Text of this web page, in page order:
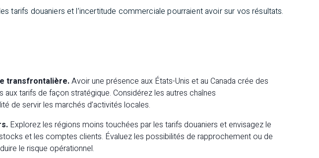
tarifs douaniers et l’incertitude commerciale pourraient avoir sur vos résultats.
transfrontalière.Avoir une présence aux États-Unis et au Canada crée des
tarifs de façon stratégique. Considérez les autres chaînes
de servir les marchés d’activités locales.
Explorez les régions moins touchées par les tarifs douaniers et envisagez le
et les comptes clients. Évaluez les possibilités de rapprochement ou de
le risque opérationnel.